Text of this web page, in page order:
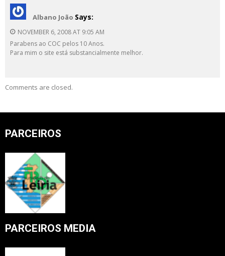
Albano João Says:
NOVEMBER 6, 2008 AT 9:05 AM
Parabens ao COC pelos 10 Anos.
Para mim o site está substancialmente melhor.
Comments are closed.
PARCEIROS
PARCEIROS MEDIA